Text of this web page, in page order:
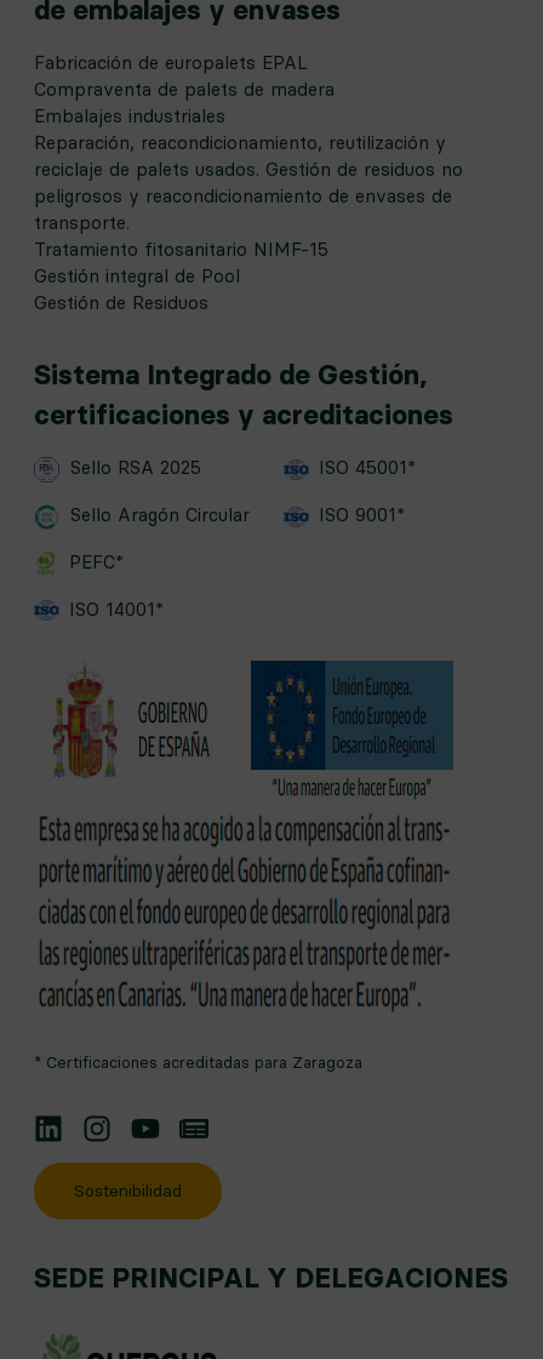
de embalajes y envases
Fabricación de europalets EPAL
Compraventa de palets de madera
Embalajes industriales
Reparación, reacondicionamiento, reutilización y
reciclaje de palets usados. Gestión de residuos no
peligrosos y reacondicionamiento de envases de
transporte.
Tratamiento fitosanitario NIMF-15
Gestión integral de Pool
Gestión de Residuos
Sistema Integrado de Gestión,
certificaciones y acreditaciones
Sello RSA 2025
Sello Aragón Circular
PEFC*
ISO 14001*
ISO 45001*
ISO 9001*
* Certificaciones acreditadas para Zaragoza
LinkedinInstagramYouTubeNoticias
Sostenibilidad
SEDE PRINCIPAL Y DELEGACIONES